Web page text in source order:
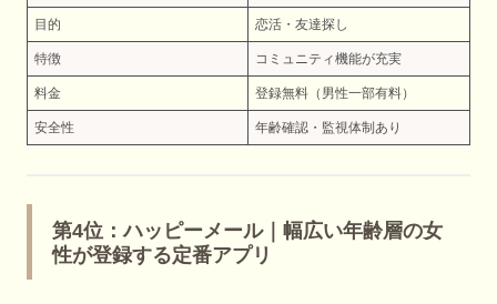
目的 恋活・友達探し
特徴 コミュニティ機能が充実
料金 登録無料（男性一部有料）
安全性 年齢確認・監視体制あり
第4位：ハッピーメール｜幅広い年齢層の女
性が登録する定番アプリ